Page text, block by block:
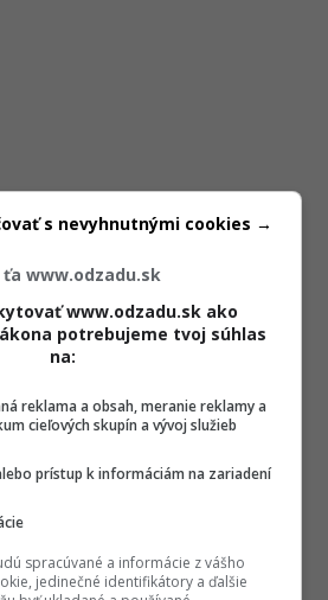
www.odzadu.sk
www.odzadu.sk ako
potrebujeme tvoj súhlas
na:
reklama a obsah, meranie reklamy a
cieľových skupín a vývoj služieb
prístup k informáciám na zariadení
spracúvané a informácie z vášho
jedinečné identifikátory a ďalšie
s nevyhnutnými cookies →